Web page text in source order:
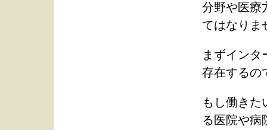
分野や医療
てはなりま
まずイン
存在するの
もし働きた
る医院や病